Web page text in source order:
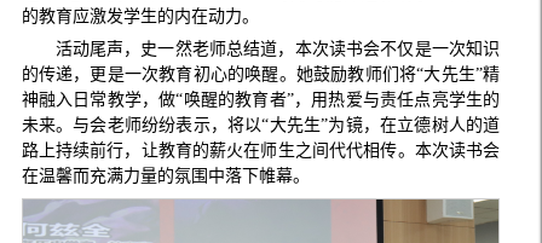
的教育应激发学生的内在动力。
活动尾声，史一然老师总结道，本次读书会不仅是一次知识
的传递，更是一次教育初心的唤醒。她鼓励教师们将“大先生”精
神融入日常教学，做“唤醒的教育者”，用热爱与责任点亮学生的
未来。与会老师纷纷表示，将以“大先生”为镜，在立德树人的道
路上持续前行，让教育的薪火在师生之间代代相传。本次读书会
在温馨而充满力量的氛围中落下帷幕。